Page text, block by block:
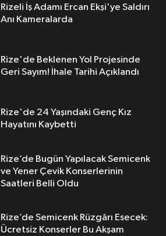
Rizeli İş Adamı Ercan Ekşi'ye Saldırı
Anı Kameralarda
Rize'de Beklenen Yol Projesinde
Geri Sayım! İhale Tarihi Açıklandı
Rize'de 24 Yaşındaki Genç Kız
Hayatını Kaybetti
Rize’de Bugün Yapılacak Semicenk
ve Yener Çevik Konserlerinin
Saatleri Belli Oldu
Rize’de Semicenk Rüzgârı Esecek:
Ücretsiz Konserler Bu Akşam